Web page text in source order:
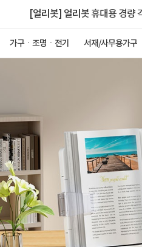
[얼리봇] 얼리봇 휴대용 경량
가구ㆍ조명ㆍ전기 서재/사무용가구